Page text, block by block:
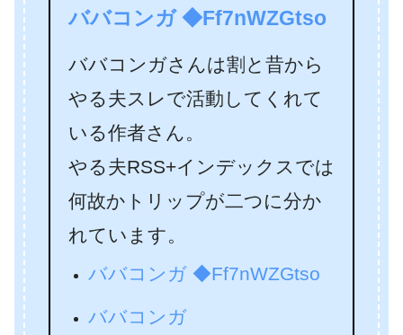
ババコンガ ◆Ff7nWZGtso
ババコンガさんは割と昔から
やる夫スレで活動してくれて
いる作者さん。
やる夫RSS+インデックスでは
何故かトリップが二つに分か
れています。
ババコンガ ◆Ff7nWZGtso
ババコンガ